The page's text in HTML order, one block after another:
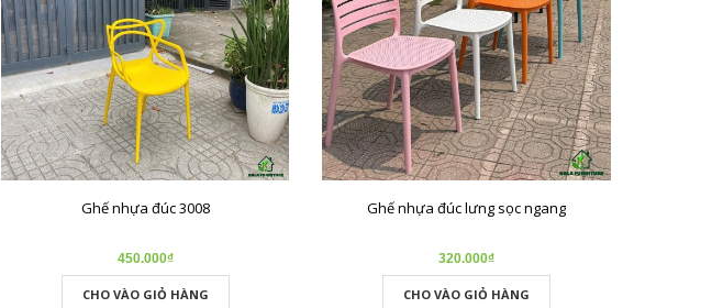
Ghế nhựa đúc 3008
450.000₫
CHO VÀO GIỎ HÀNG
Ghế nhựa đúc lưng sọc ngang
320.000₫
CHO VÀO GIỎ HÀNG